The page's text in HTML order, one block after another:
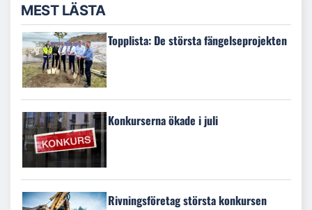
MEST LÄSTA
Topplista: De största fängelseprojekten
Konkurserna ökade i juli
Rivningsföretag största konkursen